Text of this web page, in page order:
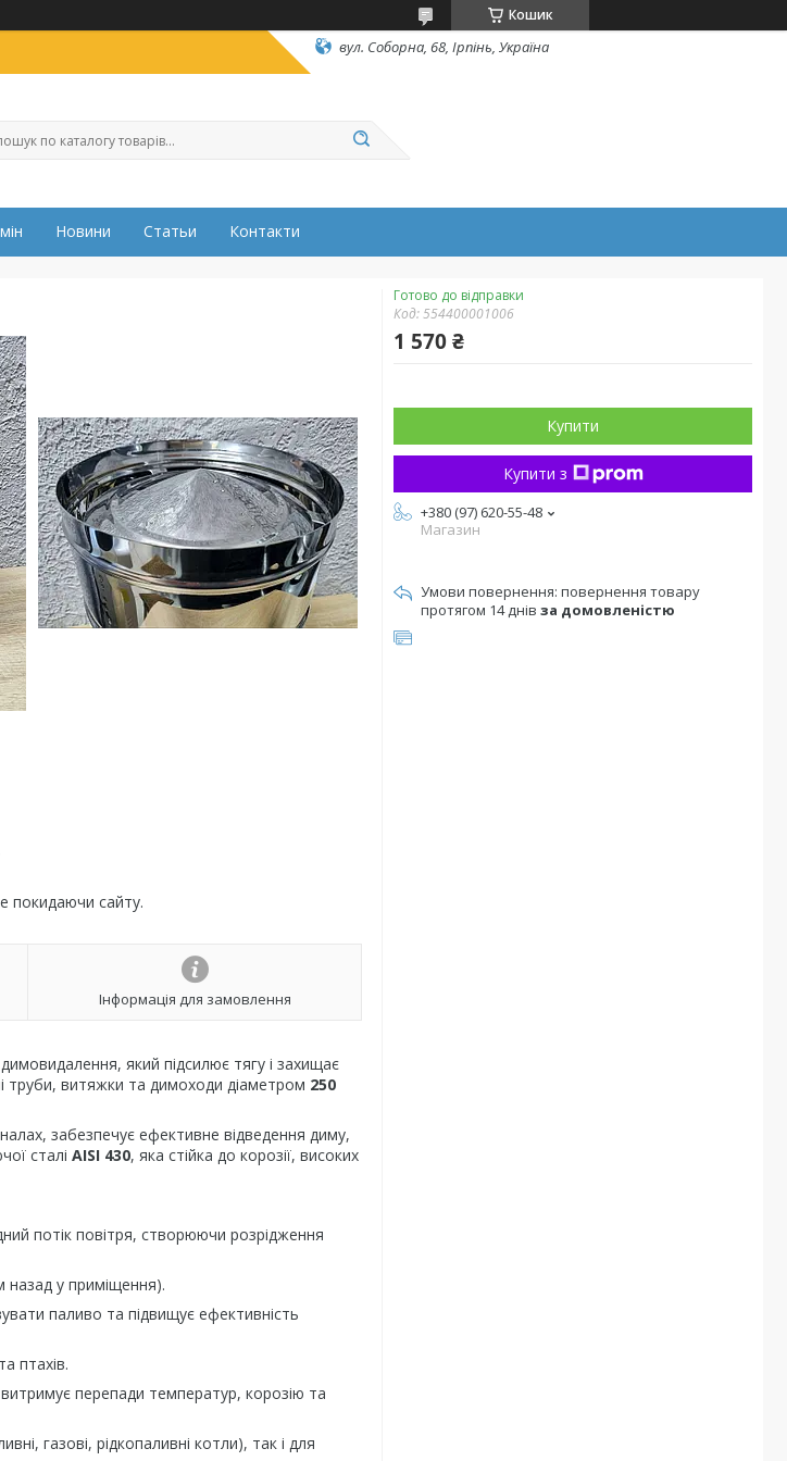
Кошик
вул. Соборна, 68, Ірпінь, Україна
Новини Статьи Контакти
покидаючи сайту.
Інформація для замовлення
який підсилює тягу і захищає
труби, витяжки та димоходи діаметром 250
забезпечує ефективне відведення диму,
сталі AISI 430, яка стійка до корозії, високих
потік повітря, створюючи розрідження
назад у приміщення).
паливо та підвищує ефективність
птахів.
перепади температур, корозію та
газові, рідкопаливні котли), так і для
Готово до відправки
Код:554400001006
1 570 ₴
Купити
Купити з
+380 (97) 620-55-48
Магазин
повернення товару
протягом 14 днів за домовленістю